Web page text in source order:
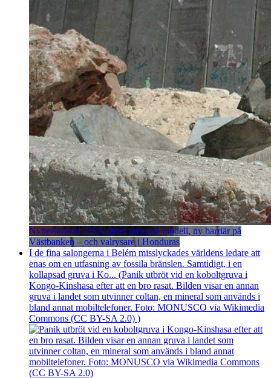
Nyhetsbrevet: USA sätter press på modell, ny barriär på
Västbanken – och valrysare i Honduras
I de fina salongerna i Belém misslyckades världens ledare att
enas om en utfasning av fossila bränslen. Samtidigt, i en
kollapsad gruva i Ko... (Panik utbröt vid en koboltgruva i
Kongo-Kinshasa efter att en bro rasat. Bilden visar en annan
gruva i landet som utvinner coltan, en mineral som används i
bland annat mobiltelefoner. Foto: MONUSCO via Wikimedia
Commons (CC BY-SA 2.0) )